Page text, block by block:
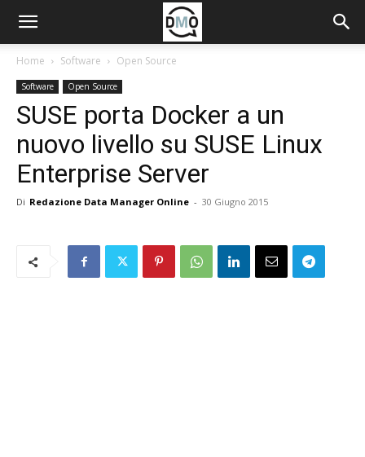
Home Software Open Source
Software Open Source
SUSE porta Docker a un
nuovo livello su SUSE Linux
Enterprise Server
Di Redazione Data Manager Online - 30 Giugno 2015